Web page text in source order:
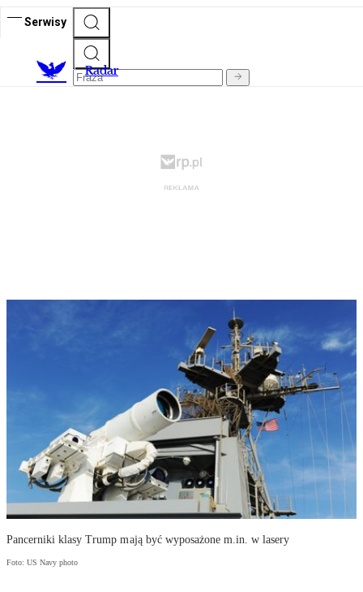
Serwisy
Radar
Pancerniki klasy Trump mają być wyposażone m.in. w lasery
Foto: US Navy photo